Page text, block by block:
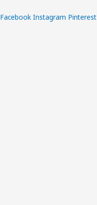
Facebook Instagram Pinterest